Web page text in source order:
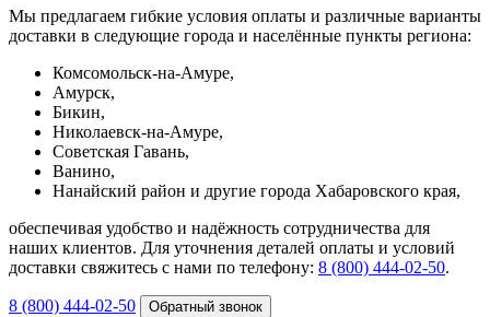
Мы предлагаем гибкие условия оплаты и различные варианты
доставки в следующие города и населённые пункты региона:
Комсомольск-на-Амуре,
Амурск,
Бикин,
Николаевск-на-Амуре,
Советская Гавань,
Ванино,
Нанайский район и другие города Хабаровского края,
обеспечивая удобство и надёжность сотрудничества для
наших клиентов. Для уточнения деталей оплаты и условий
доставки свяжитесь с нами по телефону: 8 (800) 444‑02‑50.
8 (800) 444-02-50